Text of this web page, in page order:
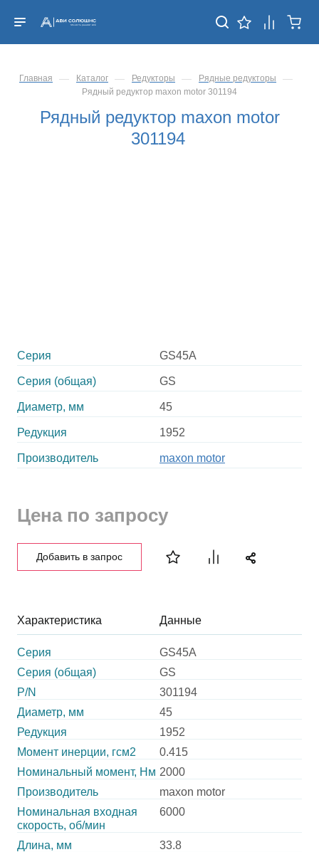
Главная — Каталог — Редукторы — Рядные редукторы —
Рядный редуктор maxon motor 301194
Рядный редуктор maxon motor
301194
Серия GS45A
Серия (общая) GS
Диаметр, мм 45
Редукция 1952
Производитель maxon motor
Цена по запросу
Добавить в запрос
Характеристика Данные
Серия
GS45A
Серия (общая)
GS
P/N
301194
Диаметр, мм
45
Редукция
1952
Момент инерции, гсм2
0.415
Номинальный момент, Нм 2000
Производитель
maxon motor
Номинальная входная
скорость, об/мин
6000
Длина, мм
33.8